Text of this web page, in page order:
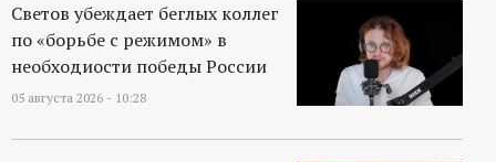
Светов убеждает беглых коллег
по «борьбе с режимом» в
необходиости победы России
05 августа 2026 - 10:28